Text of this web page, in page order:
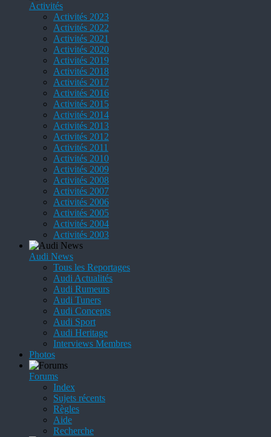
Activités
Activités 2023
Activités 2022
Activités 2021
Activités 2020
Activités 2019
Activités 2018
Activités 2017
Activités 2016
Activités 2015
Activités 2014
Activités 2013
Activités 2012
Activités 2011
Activités 2010
Activités 2009
Activités 2008
Activités 2007
Activités 2006
Activités 2005
Activités 2004
Activités 2003
Audi News
Tous les Reportages
Audi Actualités
Audi Rumeurs
Audi Tuners
Audi Concepts
Audi Sport
Audi Heritage
Interviews Membres
Photos
Forums
Index
Sujets récents
Règles
Aide
Recherche